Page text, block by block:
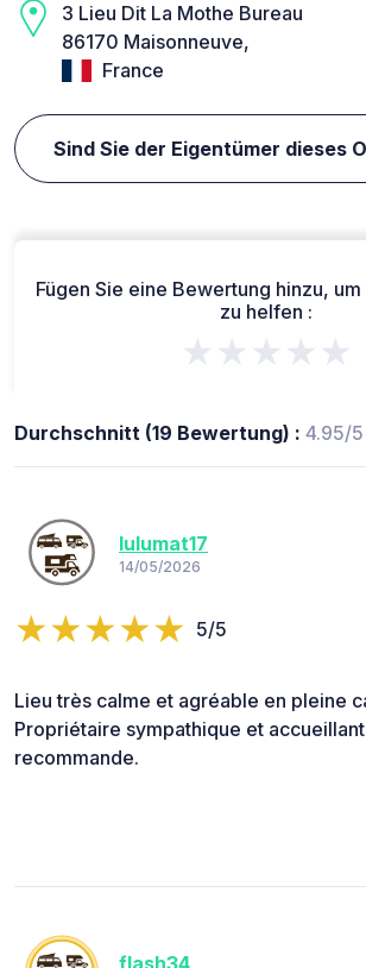
3 Lieu Dit La Mothe Bureau
86170 Maisonneuve,
France
Sind Sie der Eigentümer dieses
Fügen Sie eine Bewertung hinzu,
zu helfen :
★★★★★
Durchschnitt (19 Bewertung) : 4.95/5
lulumat17
14/05/2026
5/5
Lieu très calme et agréable en pleine
Propriétaire sympathique et
recommande.